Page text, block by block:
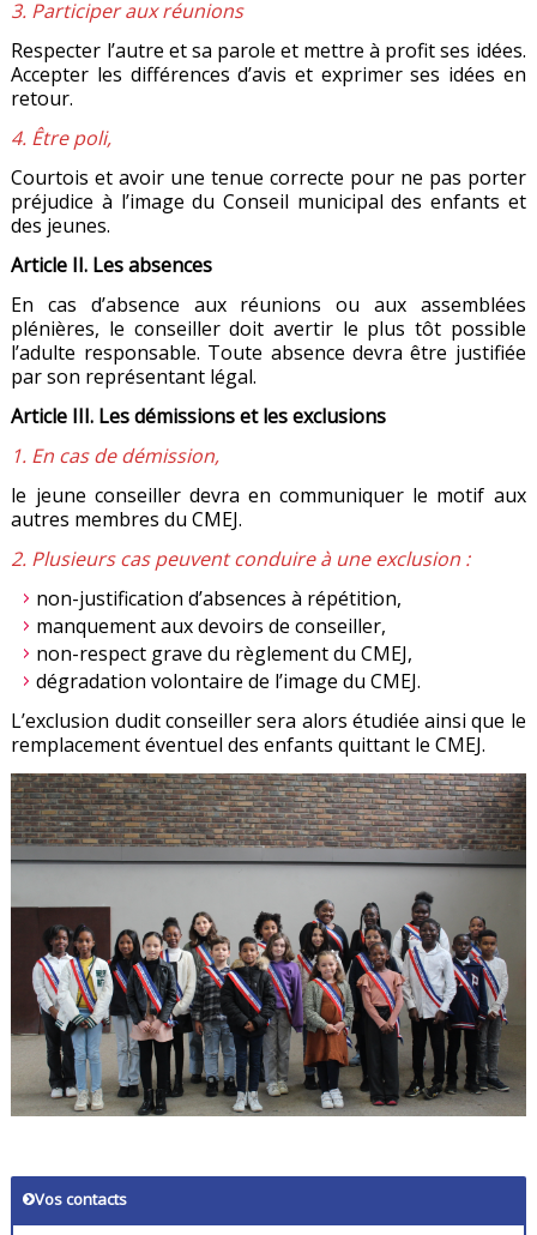
3. Participer aux réunions
Respecter l’autre et sa parole et mettre à profit ses idées.
Accepter les différences d’avis et exprimer ses idées en
retour.
4. Être poli,
Courtois et avoir une tenue correcte pour ne pas porter
préjudice à l’image du Conseil municipal des enfants et
des jeunes.
Article II. Les absences
En cas d’absence aux réunions ou aux assemblées
plénières, le conseiller doit avertir le plus tôt possible
l’adulte responsable. Toute absence devra être justifiée
par son représentant légal.
Article III. Les démissions et les exclusions
1. En cas de démission,
le jeune conseiller devra en communiquer le motif aux
autres membres du CMEJ.
2. Plusieurs cas peuvent conduire à une exclusion :
non-justification d’absences à répétition,
manquement aux devoirs de conseiller,
non-respect grave du règlement du CMEJ,
dégradation volontaire de l’image du CMEJ.
L’exclusion dudit conseiller sera alors étudiée ainsi que le
remplacement éventuel des enfants quittant le CMEJ.
Vos contacts